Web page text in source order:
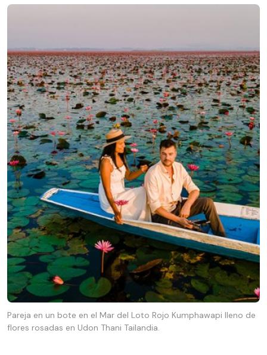
Pareja en un bote en el Mar del Loto Rojo Kumphawapi lleno de
flores rosadas en Udon Thani Tailandia.